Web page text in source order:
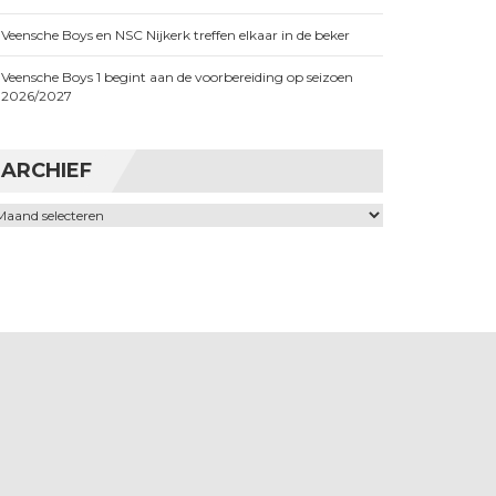
Veensche Boys en NSC Nijkerk treffen elkaar in de beker
Veensche Boys 1 begint aan de voorbereiding op seizoen
2026/2027
ARCHIEF